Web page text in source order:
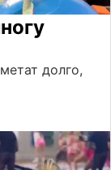
долго,